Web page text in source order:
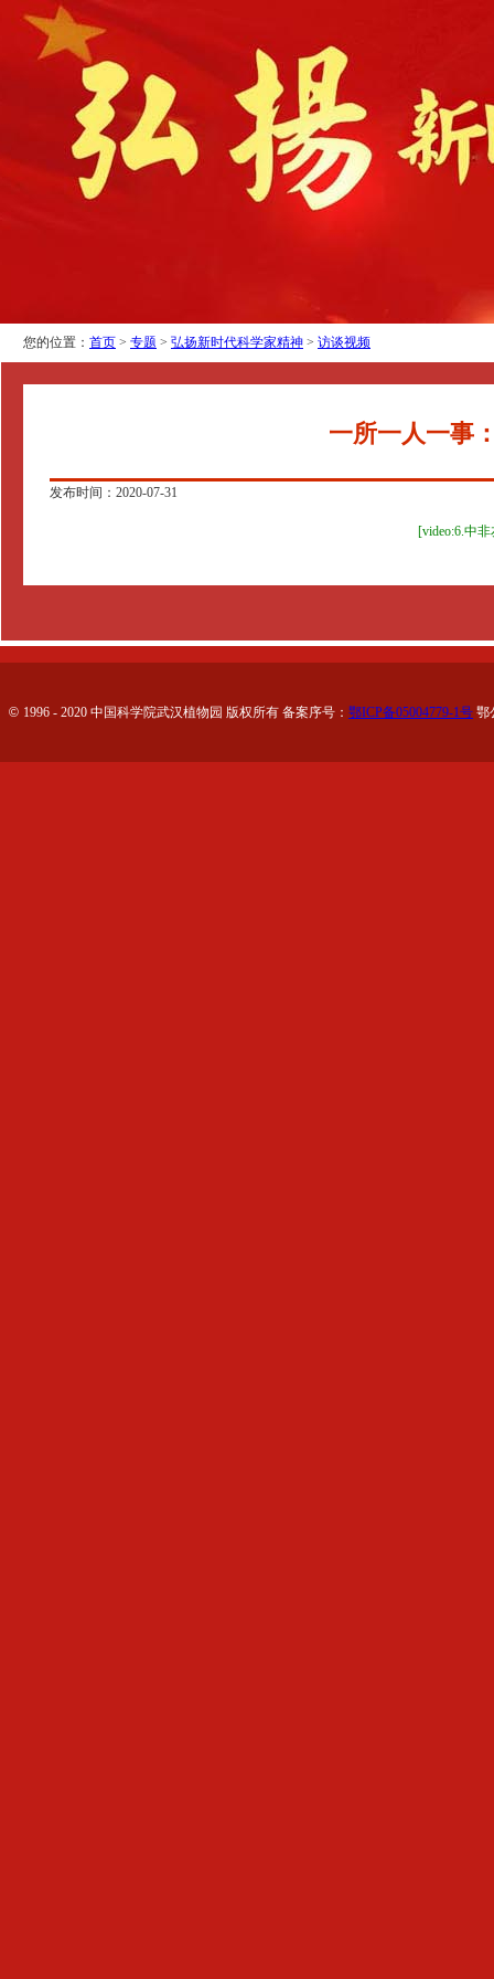
您的位置： 首页 > 专题 > 弘扬新时代科学家精神 > 访谈视频
一所一人一事
发布时间：2020-07-31
[video:6.中
© 1996 - 2020 中国科学院武汉植物园 版权所有 备案序号： 鄂ICP备05004779-1号 鄂